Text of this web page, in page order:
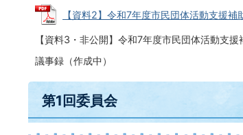
【資料2】令和7年度市民団体活動支援
【資料3・非公開】令和7年度市民団体活動支
議事録（作成中）
第1回委員会